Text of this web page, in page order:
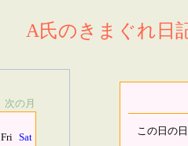
A氏のきまぐれ日
次の月
Fri Sat
この日の